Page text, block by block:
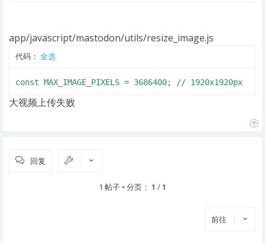
app/javascript/mastodon/utils/resize_image.js
代码： 全选
const MAX_IMAGE_PIXELS = 3686400; // 1920x1920px
大视频上传失败
回复
1 帖子 • 分页： 1 /1
前往